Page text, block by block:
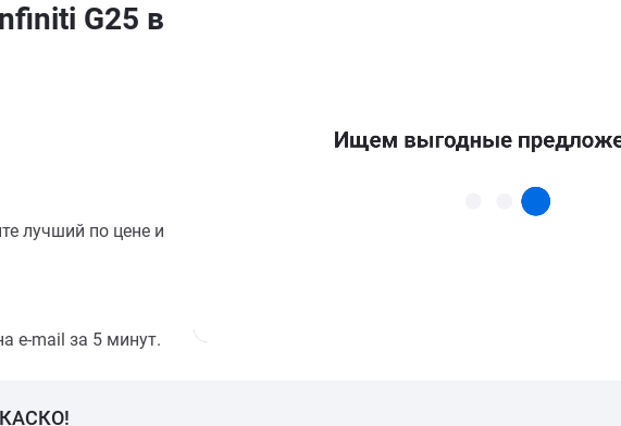
G25 в
лучший по цене и
e-mail за 5 минут.
КАСКО!